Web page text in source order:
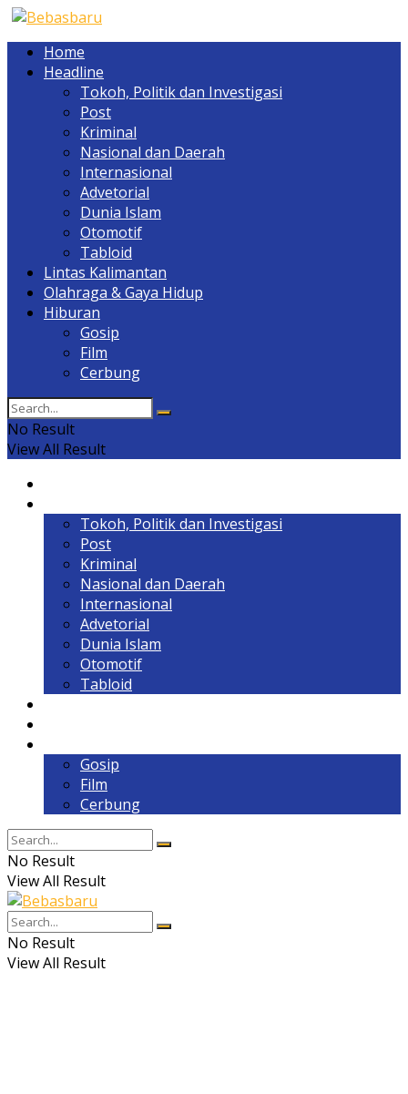
Home
Headline
Tokoh, Politik dan Investigasi
Post
Kriminal
Nasional dan Daerah
Internasional
Advetorial
Dunia Islam
Otomotif
Tabloid
Lintas Kalimantan
Olahraga & Gaya Hidup
Hiburan
Gosip
Film
Cerbung
No Result
View All Result
Tokoh, Politik dan Investigasi
Post
Kriminal
Nasional dan Daerah
Internasional
Advetorial
Dunia Islam
Otomotif
Tabloid
Gosip
Film
Cerbung
No Result
View All Result
No Result
View All Result